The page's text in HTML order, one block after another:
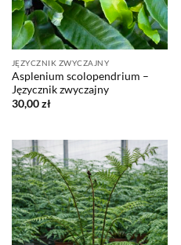
JĘZYCZNIK ZWYCZAJNY
Asplenium scolopendrium –
Języcznik zwyczajny
30,00zł